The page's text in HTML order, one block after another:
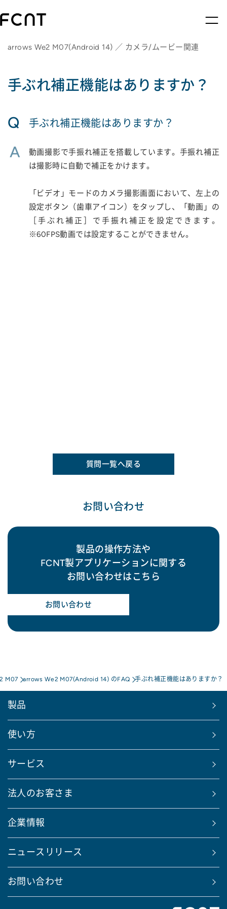
arrows We2 M07(Android 14) ／ カメラ/ムービー関連
手ぶれ補正機能はありますか？
Q 手ぶれ補正機能はありますか？
A
動画撮影で手振れ補正を搭載しています。手振れ補正
は撮影時に自動で補正をかけます。
「ビデオ」モードのカメラ撮影画面において、左上の
設定ボタン（歯車アイコン）をタップし、「動画」の
［手ぶれ補正］で手振れ補正を設定できます。
※60FPS動画では設定することができません。
質問一覧へ戻る
お問い合わせ
製品の操作方法や
FCNT製アプリケーションに関する
お問い合わせはこちら
お問い合わせ
M07 arrows We2 M07(Android 14) のFAQ 手ぶれ補正機能はありますか？
製品
使い方
サービス
法人のお客さま
企業情報
ニュースリリース
お問い合わせ